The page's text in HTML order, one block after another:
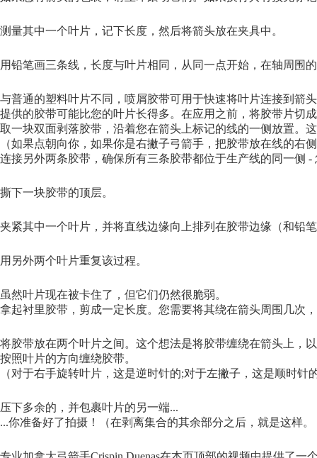
测量其中一个叶片，记下长度，然后将箭头放在夹具中。
用铅笔画三条线，长度与叶片相同，从同一点开始，在轴周围
与普通的塑料叶片不同，喷屑胶带可用于快速将叶片连接到箭
提供的胶带可能比您的叶片长得多。在应用之前，将胶带片切
取一块双面剥落胶带，沿着您在箭头上标记的线的一侧放置。
（如果点朝向你，如果你是右撇子弓箭手，把胶带放在线的右
连接另外两条胶带，确保所有三条胶带都位于生产线的同一侧
撕下一块胶带的顶层。
夹紧其中一个叶片，并将直线边缘向上排列在胶带边缘（和铅
用另外两个叶片重复该过程。
虽然叶片现在被卡住了，但它们仍然很脆弱。
拿起衬里胶带，剪成一定长度。您需要将其绕在箭头周围几次
将胶带放在两个叶片之间。这个想法是将胶带缠绕在箭头上，
按照叶片的方向缠绕胶带。
（对于右手旋转叶片，这是逆时针的;对于左撇子，这是顺时针
压下多余的，并包裹叶片的另一端...
...你准备好了拍摄！（在剥离集合的其余部分之后，就是这样。